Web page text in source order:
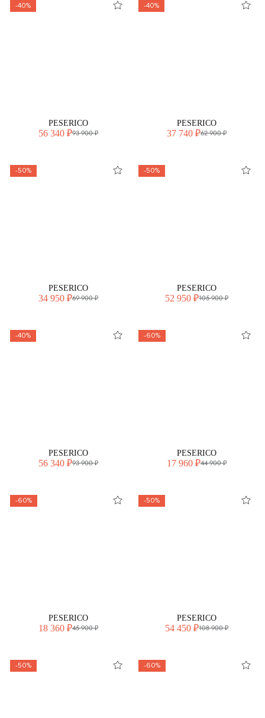
-40%
PESERICO
56 340 ₽93 900 ₽
-40%
PESERICO
37 740 ₽62 900 ₽
-50%
PESERICO
34 950 ₽69 900 ₽
-50%
PESERICO
52 950 ₽105 900 ₽
-40%
PESERICO
56 340 ₽93 900 ₽
-60%
PESERICO
17 960 ₽44 900 ₽
-60%
PESERICO
18 360 ₽45 900 ₽
-50%
PESERICO
54 450 ₽108 900 ₽
-50% -60%